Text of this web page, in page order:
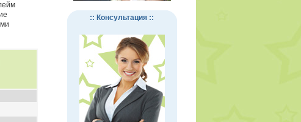
:: Консультация ::